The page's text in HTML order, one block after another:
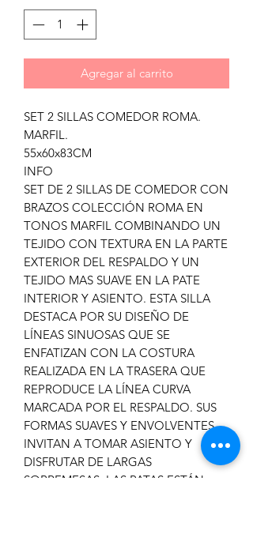
Agregar al carrito
SET 2 SILLAS COMEDOR ROMA.
MARFIL.
55x60x83CM
INFO
SET DE 2 SILLAS DE COMEDOR CON
BRAZOS COLECCIÓN ROMA EN
TONOS MARFIL COMBINANDO UN
TEJIDO CON TEXTURA EN LA PARTE
EXTERIOR DEL RESPALDO Y UN
TEJIDO MAS SUAVE EN LA PATE
INTERIOR Y ASIENTO. ESTA SILLA
DESTACA POR SU DISEÑO DE
LÍNEAS SINUOSAS QUE SE
ENFATIZAN CON LA COSTURA
REALIZADA EN LA TRASERA QUE
REPRODUCE LA LÍNEA CURVA
MARCADA POR EL RESPALDO. SUS
FORMAS SUAVES Y ENVOLVENTES
INVITAN A TOMAR ASIENTO Y
DISFRUTAR DE LARGAS
SOBREMESAS. LAS PATAS ESTÁN